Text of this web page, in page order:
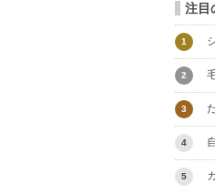
注目
1
2
3
4
5